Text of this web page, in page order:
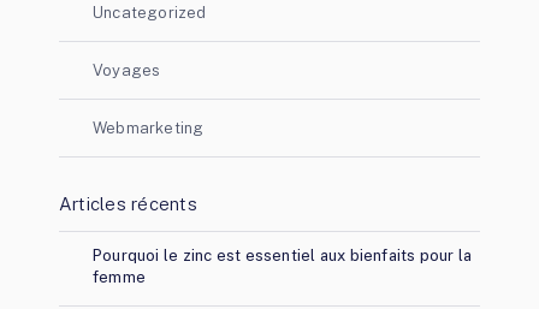
Uncategorized
Voyages
Webmarketing
Articles récents
Pourquoi le zinc est essentiel aux bienfaits pour la
femme